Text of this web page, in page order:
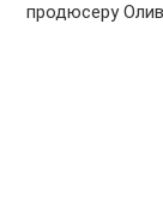
продюсеру